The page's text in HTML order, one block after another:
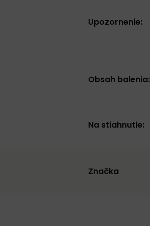
Upozornenie:
Obsah balenia:
Na stiahnutie:
Značka